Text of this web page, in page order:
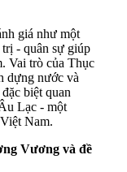
giá như một
- quân sự giúp
Vai trò của Thục
dựng nước và
biệt quan
Lạc - một
Nam.
Vương và đề